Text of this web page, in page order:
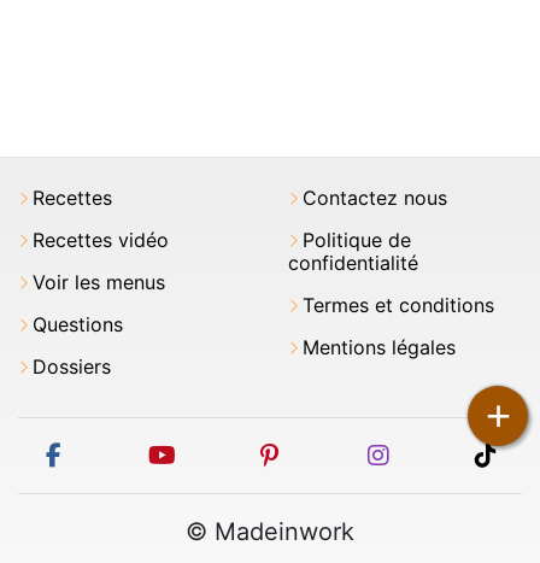
+
Recettes
Recettes vidéo
Voir les menus
Questions
Dossiers
Contactez nous
Politique de
confidentialité
Termes et conditions
Mentions légales
facebook youtube pinterest instagram
© Madeinwork